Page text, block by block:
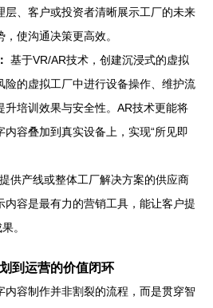
层、客户或投资者清晰展示工厂的未来
使沟通决策更高效。
基于VR/AR技术，创建沉浸式的虚拟
险的虚拟工厂中进行设备操作、维护流
升培训效果与安全性。AR技术更能将
容叠加到真实设备上，实现“所见即
供产线或整体工厂解决方案的供应商
内容是最有力的营销工具，能让客户提
。
到运营的价值闭环
内容制作并非割裂的流程，而是贯穿智